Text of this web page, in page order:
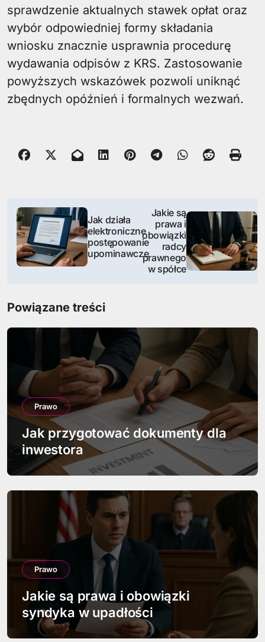
sprawdzenie aktualnych stawek opłat oraz
wybór odpowiedniej formy składania
wniosku znacznie usprawnia procedurę
wydawania odpisów z KRS. Zastosowanie
powyższych wskazówek pozwoli uniknąć
zbędnych opóźnień i formalnych wezwań.
N
w
g
a
a
p
i
s
Jak działa
elektroniczne
postępowanie
upominawcze
Jakie są
prawa i
obowiązki
radcy
prawnego
w spółce
Powiązane treści
Prawo
Jak przygotować dokumenty dla
inwestora
Prawo
Jakie są prawa i obowiązki
syndyka w upadłości